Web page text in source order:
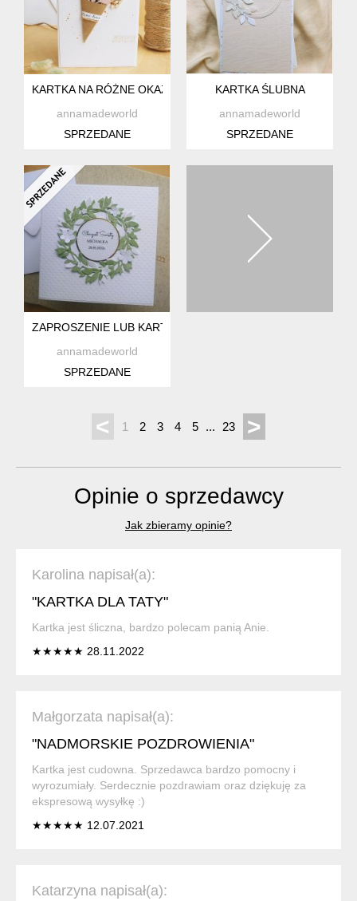
KARTKA NA RÓŻNE OKAZJE
annamadeworld
SPRZEDANE
KARTKA ŚLUBNA
annamadeworld
SPRZEDANE
ZAPROSZENIE LUB KARTKA NA CHRZEST
annamadeworld
SPRZEDANE
< 1 2 3 4 5 ... 23 >
Opinie o sprzedawcy
Jak zbieramy opinie?
Karolina napisał(a):
"KARTKA DLA TATY"
Kartka jest śliczna, bardzo polecam panią Anie.
★★★★★ 28.11.2022
Małgorzata napisał(a):
"NADMORSKIE POZDROWIENIA"
Kartka jest cudowna. Sprzedawca bardzo pomocny i
wyrozumiały. Serdecznie pozdrawiam oraz dziękuję za
ekspresową wysyłkę :)
★★★★★ 12.07.2021
Katarzyna napisał(a):